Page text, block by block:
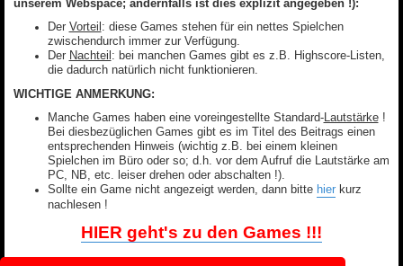
unserem Webspace; andernfalls ist dies explizit angegeben !):
Der Vorteil : diese Games stehen für ein nettes Spielchen
zwischendurch immer zur Verfügung.
Der Nachteil : bei manchen Games gibt es z.B. Highscore-Listen,
die dadurch natürlich nicht funktionieren.
WICHTIGE ANMERKUNG:
Manche Games haben eine voreingestellte Standard-Lautstärke!
Bei diesbezüglichen Games gibt es im Titel des Beitrags einen
entsprechenden Hinweis (wichtig z.B. bei einem kleinen
Spielchen im Büro oder so; d.h. vor dem Aufruf die Lautstärke am
PC, NB, etc. leiser drehen oder abschalten !).
Sollte ein Game nicht angezeigt werden, dann bitte hierkurz
nachlesen !
HIER geht's zu den Games !!!